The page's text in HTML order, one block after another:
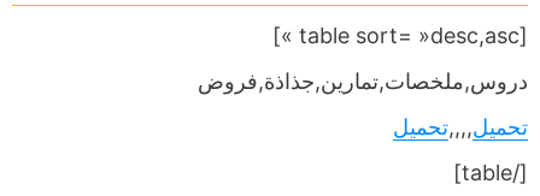
[table sort= »desc,asc »]
دروس,ملخصات,تمارين,جذاذة,فروض
تحميل,,,,تحميل
[/table]